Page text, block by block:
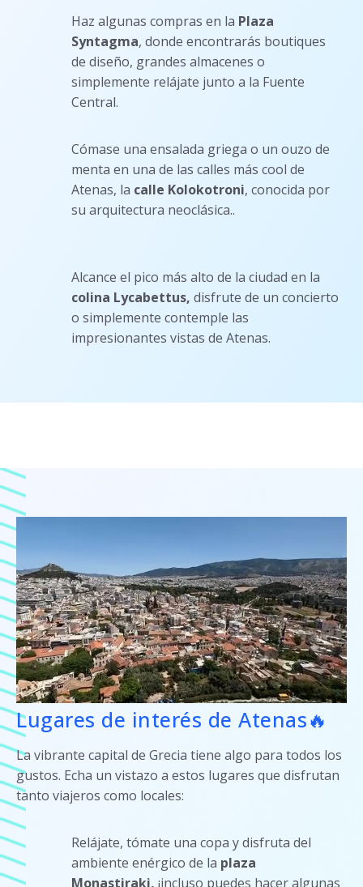
Haz algunas compras en la Plaza
Syntagma, donde encontrarás boutiques
de diseño, grandes almacenes o
simplemente relájate junto a la Fuente
Central.
Cómase una ensalada griega o un ouzo de
menta en una de las calles más cool de
Atenas, la calle Kolokotroni, conocida por
su arquitectura neoclásica..
Alcance el pico más alto de la ciudad en la
colina Lycabettus, disfrute de un concierto
o simplemente contemple las
impresionantes vistas de Atenas.
Lugares de interés de Atenas🔥
La vibrante capital de Grecia tiene algo para todos los
gustos. Echa un vistazo a estos lugares que disfrutan
tanto viajeros como locales:
Relájate, tómate una copa y disfruta del
ambiente enérgico de la plaza
Monastiraki, ¡incluso puedes hacer algunas